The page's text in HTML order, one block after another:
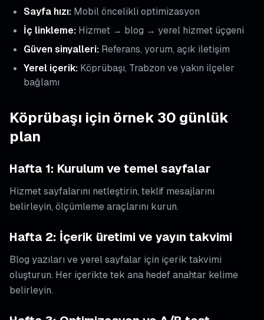
Sayfa hızı: Mobil öncelikli optimizasyon
İç linkleme: Hizmet → blog → yerel hizmet üçgeni
Güven sinyalleri: Referans, yorum, açık iletişim
Yerel içerik: Köprübaşı, Trabzon ve yakın ilçeler
bağlamı
Köprübaşı için örnek 30 günlük
plan
Hafta 1: Kurulum ve temel sayfalar
Hizmet sayfalarını netleştirin, teklif mesajlarını
belirleyin, ölçümleme araçlarını kurun.
Hafta 2: İçerik üretimi ve yayın takvimi
Blog yazıları ve yerel sayfalar için içerik takvimi
oluşturun. Her içerikte tek ana hedef anahtar kelime
belirleyin.